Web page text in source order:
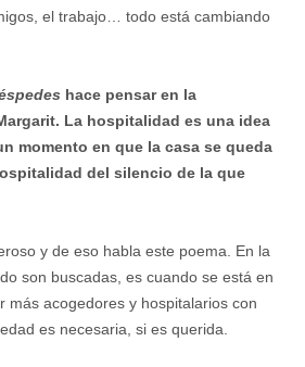
el trabajo… todo está cambiando
hace pensar en la
La hospitalidad es una idea
momento en que la casa se queda
del silencio de la que
y de eso habla este poema. En la
son buscadas, es cuando se está en
más acogedores y hospitalarios con
es necesaria, si es querida.